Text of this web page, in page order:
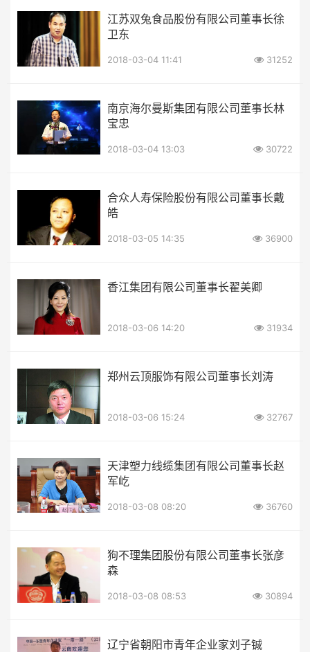
江苏双兔食品股份有限公司董事长徐
卫东
2018-03-04 11:41 31252
南京海尔曼斯集团有限公司董事长林
宝忠
2018-03-04 13:03 30722
合众人寿保险股份有限公司董事长戴
皓
2018-03-05 14:35 36900
香江集团有限公司董事长翟美卿
2018-03-06 14:20 31934
郑州云顶服饰有限公司董事长刘涛
2018-03-06 15:24 32767
天津塑力线缆集团有限公司董事长赵
军屹
2018-03-08 08:20 36760
狗不理集团股份有限公司董事长张彦
森
2018-03-08 08:53 30894
辽宁省朝阳市青年企业家刘子铖